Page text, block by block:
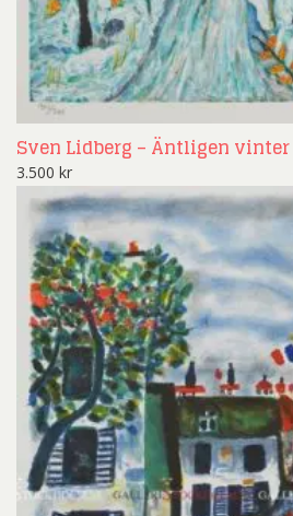
Sven Lidberg – Äntligen vinter
3.500 kr